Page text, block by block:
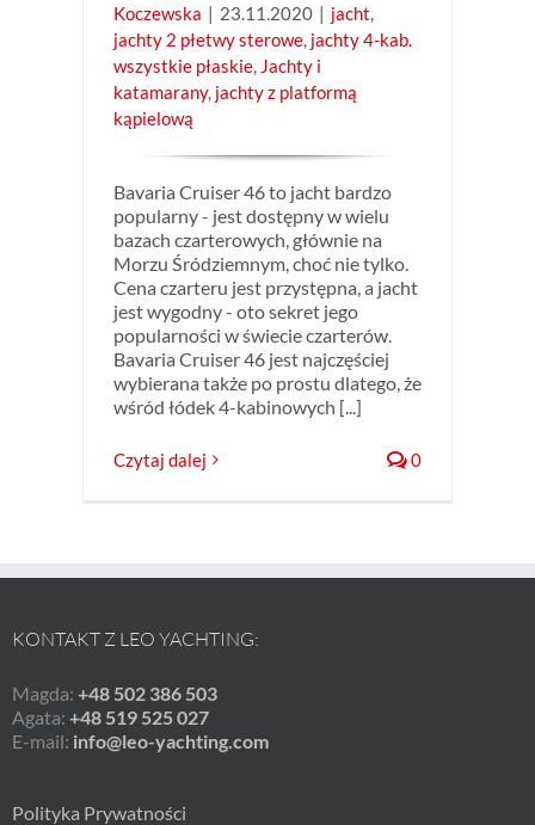
Koczewska | 23.11.2020 | jacht
jachty 2 płetwy sterowe, jachty 4-kab.
wszystkie płaskie, Jachty i
katamarany, jachty z platformą
kąpielową
Bavaria Cruiser 46 to jacht bardzo
popularny - jest dostępny w wielu
bazach czarterowych, głównie na
Morzu Śródziemnym, choć nie tylko.
Cena czarteru jest przystępna, a jacht
jest wygodny - oto sekret jego
popularności w świecie czarterów.
Bavaria Cruiser 46 jest najczęściej
wybierana także po prostu dlatego, że
wśród łódek 4-kabinowych [...]
Czytaj dalej 0
KONTAKT Z LEO YACHTING:
Magda: +48 502 386 503
Agata: +48 519 525 027
E-mail: info@leo-yachting.com
Polityka Prywatności